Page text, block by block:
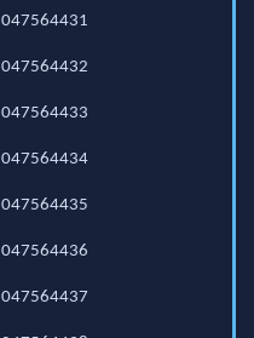
047564431
047564432
047564433
047564434
047564435
047564436
047564437